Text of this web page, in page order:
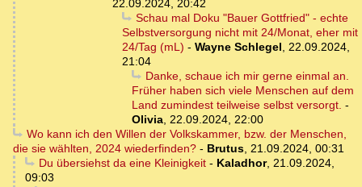
22.09.2024, 20:42
Schau mal Doku "Bauer Gottfried" - echte
Selbstversorgung nicht mit 24/Monat, eher mit
24/Tag (mL) - Wayne Schlegel, 22.09.2024,
21:04
Danke, schaue ich mir gerne einmal an.
Früher haben sich viele Menschen auf dem
Land zumindest teilweise selbst versorgt. -
Olivia, 22.09.2024, 22:00
Wo kann ich den Willen der Volkskammer, bzw. der Menschen,
die sie wählten, 2024 wiederfinden? - Brutus, 21.09.2024, 00:31
Du übersiehst da eine Kleinigkeit- Kaladhor, 21.09.2024,
09:03